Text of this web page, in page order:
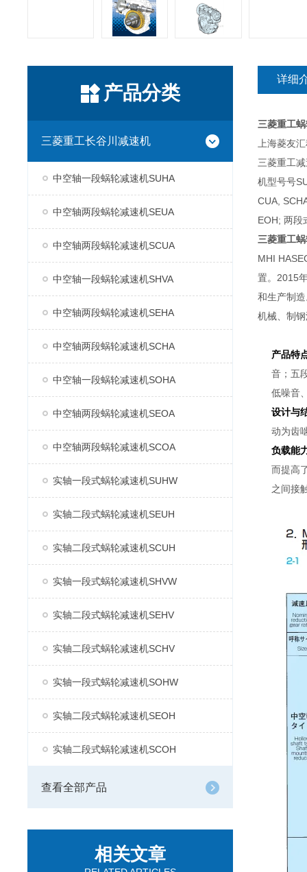
产品分类
三菱重工长谷川减速机
中空轴一段蜗轮减速机SUHA
中空轴两段蜗轮减速机SEUA
中空轴两段蜗轮减速机SCUA
中空轴一段蜗轮减速机SHVA
中空轴两段蜗轮减速机SEHA
中空轴两段蜗轮减速机SCHA
中空轴一段蜗轮减速机SOHA
中空轴两段蜗轮减速机SEOA
中空轴两段蜗轮减速机SCOA
实轴一段式蜗轮减速机SUHW
实轴二段式蜗轮减速机SEUH
实轴二段式蜗轮减速机SCUH
实轴一段式蜗轮减速机SHVW
实轴二段式蜗轮减速机SEHV
实轴二段式蜗轮减速机SCHV
实轴一段式蜗轮减速机SOHW
实轴二段式蜗轮减速机SEOH
实轴二段式蜗轮减速机SCOH
查看全部产品
相关文章
详细
三菱重工
上海菱友
三菱重工
机型号号
CUA,
EOH; 两段
三菱重工
MHI
置。2015
和生产制
机械、制
产品特
音；五
低噪音
设计与
动为齿
负载能
而提高
之间接